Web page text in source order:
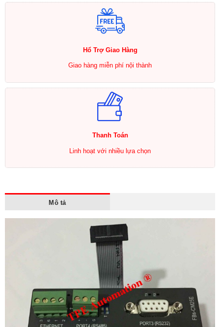
Hổ Trợ Giao Hàng
Giao hàng miễn phí nội thành
Thanh Toán
Linh hoạt với nhiều lựa chọn
Mô tả